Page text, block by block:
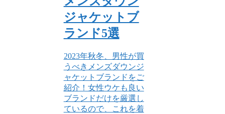
ジャケットブ
ランド5選
2023年秋冬、男性が買
うべきメンズダウンジ
ャケットブランドをご
紹介！女性ウケも良い
ブランドだけを厳選し
ているので、これを着